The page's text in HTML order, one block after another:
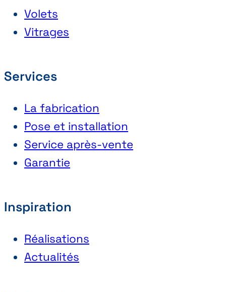
Volets
Vitrages
Services
La fabrication
Pose et installation
Service après-vente
Garantie
Inspiration
Réalisations
Actualités